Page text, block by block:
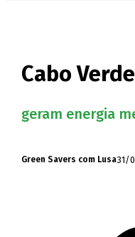
Cabo
geram energia
Green Savers com Lusa31/